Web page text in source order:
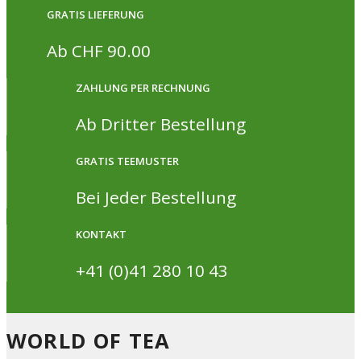
GRATIS LIEFERUNG
Ab CHF 90.00
ZAHLUNG PER RECHNUNG
Ab Dritter Bestellung
GRATIS TEEMUSTER
Bei Jeder Bestellung
KONTAKT
+41 (0)41 280 10 43
WORLD OF TEA